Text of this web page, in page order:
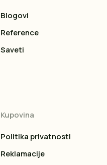
Blogovi
Reference
Saveti
Kupovina
Politika privatnosti
Reklamacije